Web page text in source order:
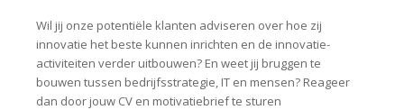
Wil jij onze potentiële klanten adviseren over hoe zij
innovatie het beste kunnen inrichten en de innovatie-
activiteiten verder uitbouwen? En weet jij bruggen te
bouwen tussen bedrijfsstrategie, IT en mensen? Reageer
dan door jouw CV en motivatiebrief te sturen